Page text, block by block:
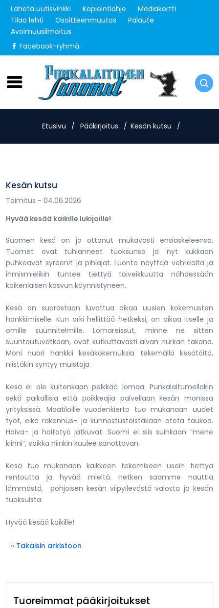
Lähetä uutisvinkki Kopiointiohje
Mediakortti
Tilaa lehti
Osoitteenmuutos
Palaute
Avoimuusilmoitus
Facebook-ryhmä
Lauantai 8.8.2026
Etusivu / Pääkirjoitus / Kesän kutsu /
Kesän kutsu
Toimitus - 04.06.2026
Hyvää kesää kaikille lukijoille!
Suomen kesä on jo ottanut mukavasti ensiaskeleensa.
Tuomet ovat tuhlanneet tuoksunsa ja nyt kukkaan
puhkeavat syreenit ja pihlajat. Luonto näyttää vehreältä ja
ihmismielikin tuntee tiettyä toiveikkuutta nähdessään
kaikenlaisen kasvun käynnistyneen.
Kesä on suorastaan luvattua aikaa uusien kokemusten
hankkimiselle. Kun arki hellittää hetkeksi, on aikaa itselle ja
omille suunnitelmille. Lomareissut, minne ne sitten
suuntautuvatkaan, ovat kutkuttavasti aivan nurkan takana.
Moni nuori hankkii kesäkokemuksia tekemällä kesätöitä,
niistäkin syntyy muistoja.
Kesä ei ole kuitenkaan pelkkää lomaa. Punkalaitumellakin
sekä paikallisia että poikkeajia palvellaan kesän monissa
yrityksissä. Maatiloille vuodenkierto tuo mukanaan uudet
työt, eikä rakennus- ja kunnostustöistäkään oteta taukoa.
Hoiva- ja hoitotyö jatkuvat. Suomi ei siis suinkaan ”mene
kiinni”, vaikka niinkin kuulee sanottavan.
Kesä tuo mukanaan kaikkeen tekemiseen usein tiettyä
rentoutta ja hyvää mieltä. Hetken saamme nauttia
lämmöstä, pohjoisen kesän viipyilevästä valosta ja kesän
tuoksuista.
Hyvää kesää kaikille!
» Takaisin arkistoon
Tuoreimmat pääkirjoitukset